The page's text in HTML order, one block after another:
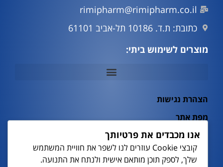
rimipharm@rimipharm.co.il
כתובת: ת.ד. 10186 תל-אביב 61101
מוצרים לשימוש ביתי:
הצהרת נגישות
מפת אתר
מדיניות פרטיות
מעבדות
אנו מכבדים את פרטיותך
קובצי Cookie עוזרים לנו לשפר את חוויית המשתמש
שלך, לספק תוכן מותאם אישית ולנתח את התנועה.